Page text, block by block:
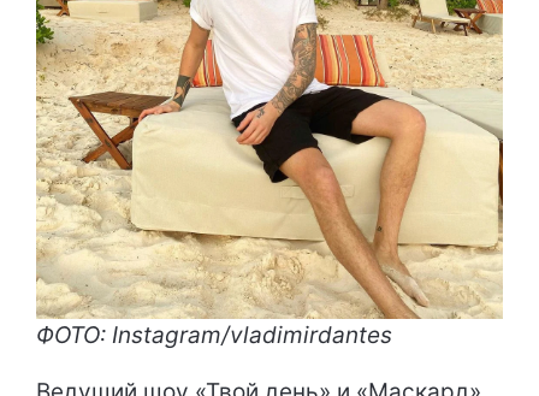
ФОТО: Instagram/vladimirdantes